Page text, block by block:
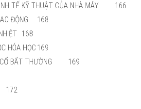
TẾ KỸ THUẬT CỦA NHÀ MÁY
166
ĐỘNG
168
168
HÓA HỌC 169
BẤT THƯỜNG
169
172